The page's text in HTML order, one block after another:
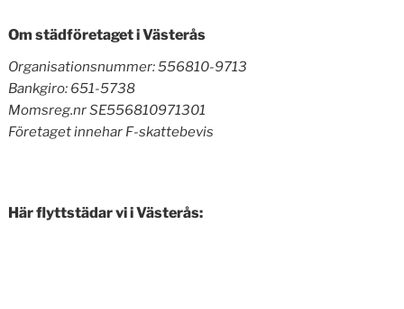
Om städföretaget i Västerås
Organisationsnummer: 556810-9713
Bankgiro: 651-5738
Momsreg.nr SE556810971301
Företaget innehar F-skattebevis
Här flyttstädar vi i Västerås: